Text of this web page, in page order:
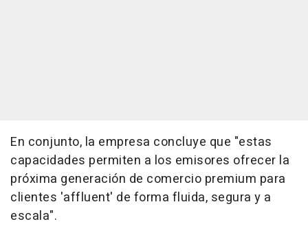
En conjunto, la empresa concluye que "estas
capacidades permiten a los emisores ofrecer la
próxima generación de comercio premium para
clientes 'affluent' de forma fluida, segura y a
escala".